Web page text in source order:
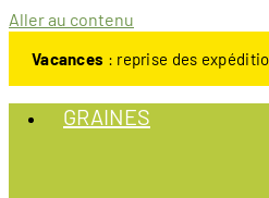
Aller au contenu
Vacances : reprise des
GRAINES